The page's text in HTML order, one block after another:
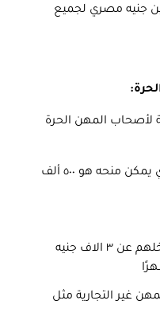
وبحد أقصى ٥ ملايين جنيه مصري لجميع
المهن الحرة
الحد الأقصى لمبلغ القرض الذي يمكن منحه هو ٥٠٠ ألف
القرض للعملاء الذين لا يقل دخلهم عن ٣ الاف جنيه
غير التجارية مثل